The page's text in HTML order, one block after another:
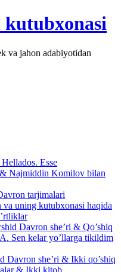
va jahon adabiyotidan
Esse
Najmiddin Komilov bilan
tarjimalari
uning kutubxonasi haqida
Davron she’ri & Qo’shiq
Sen kelar yo’llarga tikildim
she’ri & Ikki qo’shiq